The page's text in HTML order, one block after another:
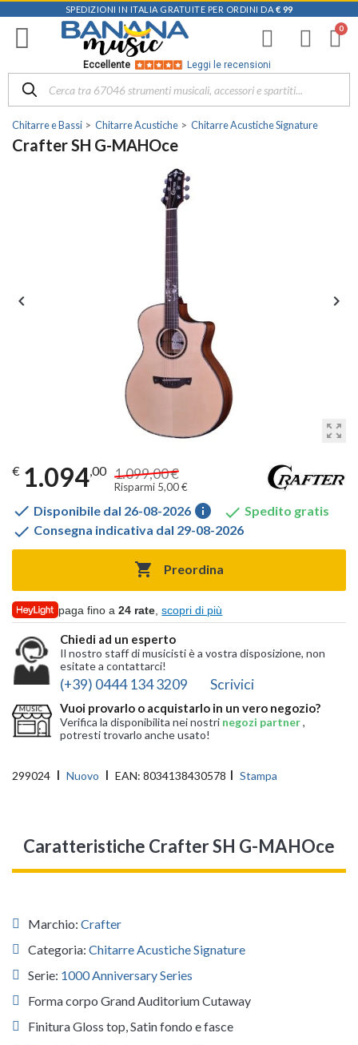
SPEDIZIONI IN ITALIA GRATUITE PER ORDINI DA € 99
Eccellente Leggi le recensioni
Chitarre e Bassi Chitarre Acustiche Chitarre Acustiche Signature
Crafter SH G-MAHOce
zoom_out_map
 
€ 1.094,00 1.099,00 €
Risparmi 5,00 €
 Disponibile dal 26-08-2026 info  Spedito gratis
 Consegna indicativa dal 29-08-2026
 Preordina
paga fino a24 rate ,scopri di più
Chiedi ad un esperto
Il nostro staff di musicisti è a vostra disposizione, non
esitate a contattarci!
(+39) 0444 134 3209 Scrivici
Vuoi provarlo o acquistarlo in un vero negozio?
Verifica la disponibilita nei nostri negozi partner,
potresti trovarlo anche usato!
299024 Nuovo EAN: 8034138430578 Stampa
Caratteristiche Crafter SH G-MAHOce
Marchio: Crafter
Categoria: Chitarre Acustiche Signature
Serie: 1000 Anniversary Series
Forma corpo Grand Auditorium Cutaway
Finitura Gloss top, Satin fondo e fasce